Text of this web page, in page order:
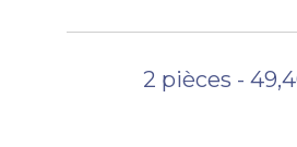
2 pièces -